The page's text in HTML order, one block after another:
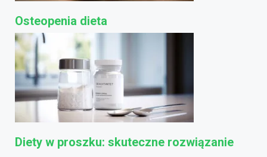
Osteopenia dieta
Diety w proszku: skuteczne rozwiązanie